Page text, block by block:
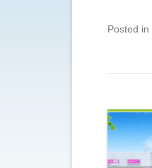
Posted in